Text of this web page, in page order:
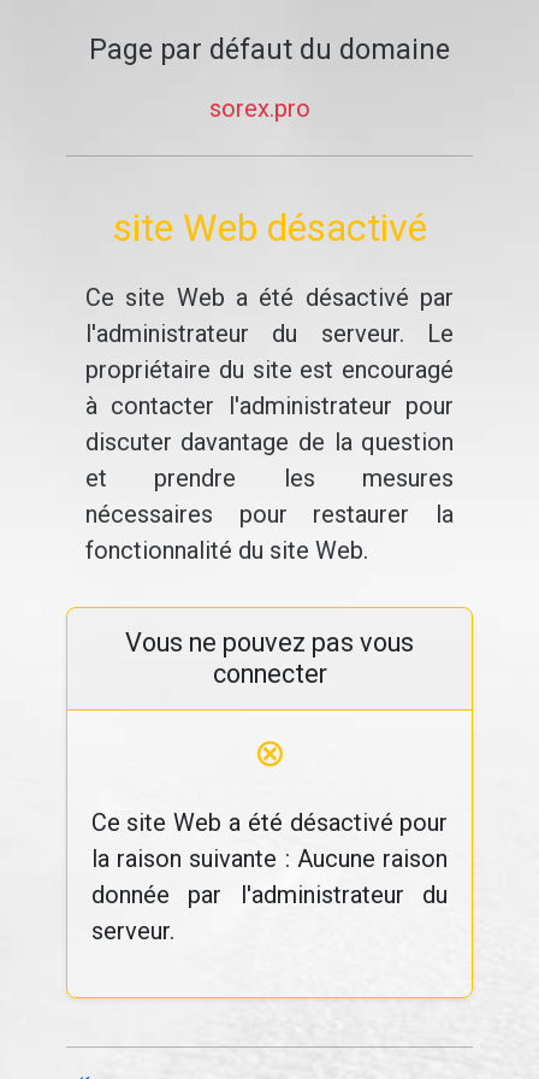
Page par défaut du domaine
sorex.pro
site Web désactivé
Ce site Web a été désactivé par
l'administrateur du serveur. Le
propriétaire du site est encouragé
à contacter l'administrateur pour
discuter davantage de la question
et prendre les mesures
nécessaires pour restaurer la
fonctionnalité du site Web.
Vous ne pouvez pas vous
connecter
⊗
Ce site Web a été désactivé pour
la raison suivante : Aucune raison
donnée par l'administrateur du
serveur.